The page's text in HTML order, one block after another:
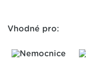
Vhodné pro: